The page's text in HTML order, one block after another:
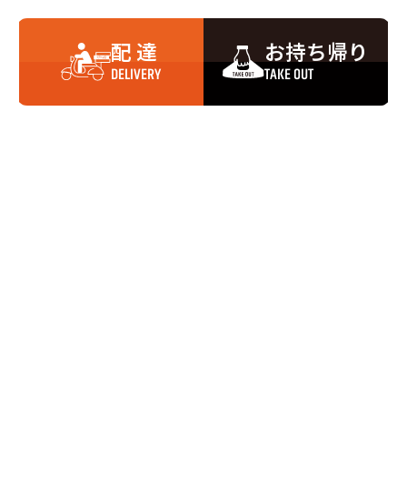
配 達
DELIVERY
お持ち帰り
TAKE OUT